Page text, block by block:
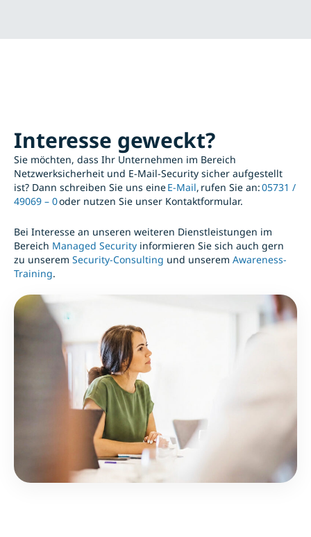
Interesse geweckt?
Sie möchten, dass Ihr Unternehmen im Bereich
Netzwerksicherheit und E-Mail-Security sicher aufgestellt
ist? Dann schreiben Sie uns eineE-Mail, rufen Sie an:05731 /
49069 – 0oder nutzen Sie unser Kontaktformular.
Bei Interesse an unseren weiteren Dienstleistungen im
Bereich Managed Security informieren Sie sich auch gern
zu unserem Security-Consulting und unserem Awareness-
Training.